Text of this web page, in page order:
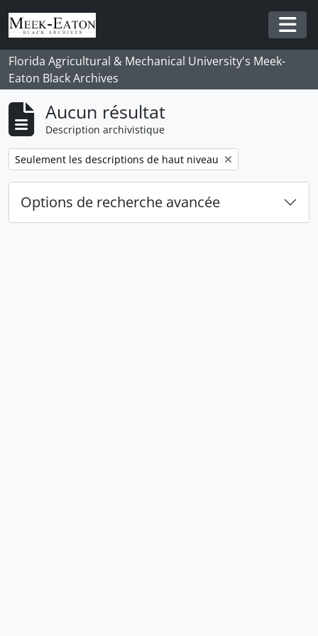
Skip to main content
Florida Agricultural & Mechanical University's Meek-
Eaton Black Archives
Aucun résultat
Description archivistique
Remove filter:
Seulement les descriptions de haut niveau
Options de recherche avancée